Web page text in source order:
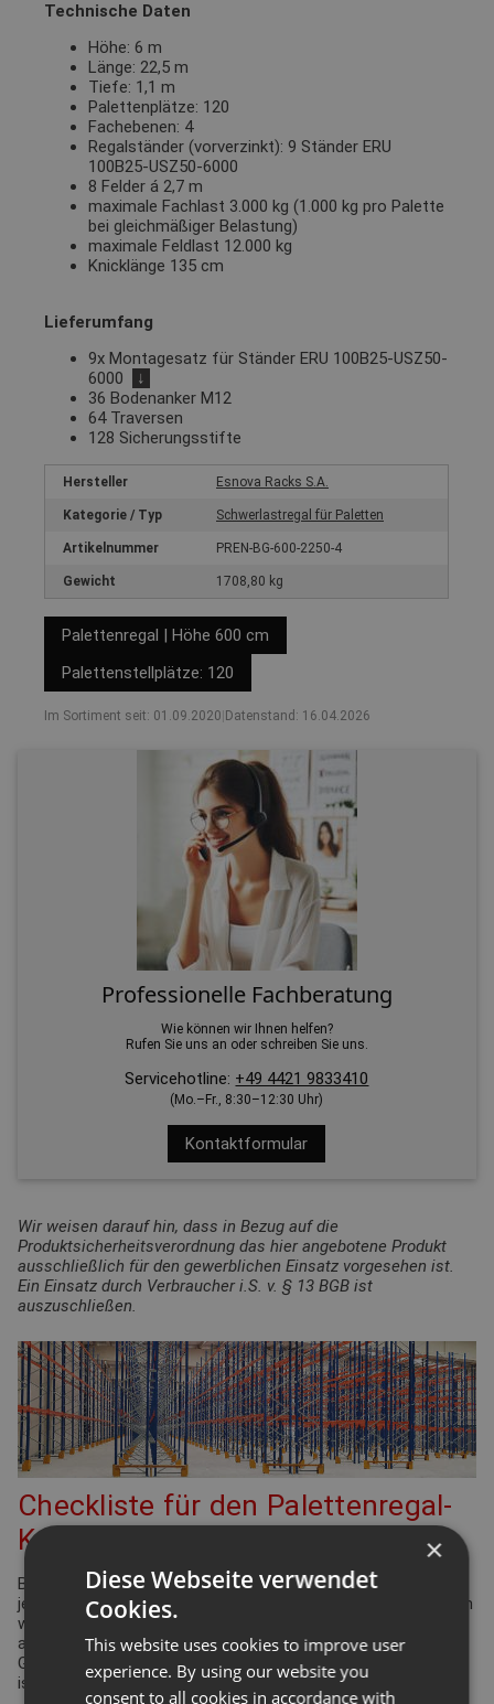
Technische Daten
Höhe: 6 m
Länge: 22,5 m
Tiefe: 1,1 m
Palettenplätze: 120
Fachebenen: 4
Regalständer (vorverzinkt): 9 Ständer ERU
100B25-USZ50-6000
8 Felder á 2,7 m
maximale Fachlast 3.000 kg (1.000 kg pro Palette
bei gleichmäßiger Belastung)
maximale Feldlast 12.000 kg
Knicklänge 135 cm
Lieferumfang
9x Montagesatz für Ständer ERU 100B25-USZ50-
6000
↓
36 Bodenanker M12
64 Traversen
128 Sicherungsstifte
Hersteller Esnova Racks S.A.
Kategorie / Typ Schwerlastregal für Paletten
Artikelnummer PREN-BG-600-2250-4
Gewicht 1708,80 kg
Palettenregal | Höhe 600 cm
Palettenstellplätze: 120
Im Sortiment seit: 01.09.2020 Datenstand: 16.04.2026
Professionelle Fachberatung
Wie können wir Ihnen helfen?
Rufen Sie uns an oder schreiben Sie uns.
Servicehotline: +49 4421 9833410
(Mo.–Fr., 8:30–12:30 Uhr)
Kontaktformular
Wir weisen darauf hin, dass in Bezug auf die
Produktsicherheitsverordnung das hier angebotene Produkt
ausschließlich für den gewerblichen Einsatz vorgesehen ist.
Ein Einsatz durch Verbraucher i.S. v. § 13 BGB ist
auszuschließen.
Checkliste für den Palettenregal-
Konfigurator
Bei der Planung Ihrer Regalanlage für Palettenregale gibt es
jede Menge Punkte zu überprüfen und einzuhalten. Viele davon
werden durch die Arbeitsstättenverordnung geregelt. Aber
auch Ergonomie und Effizienz spielen eine bedeutende Rolle.
Gleiches gilt für die Funktionsdefinition des Lagers: Wie hoch
ist der Warenumschlag? Wie groß ist die Produktvielfalt?
×
Diese Webseite verwendet
Cookies.
This website uses cookies to improve user
experience. By using our website you
consent to all cookies in accordance with